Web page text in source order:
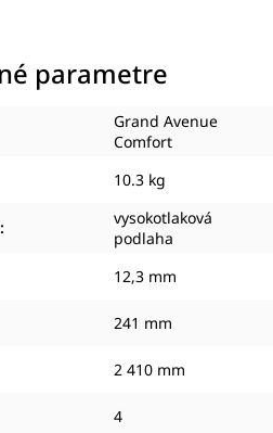
parametre
Grand Avenue
Comfort
10.3 kg
:
vysokotlaková
podlaha
12,3 mm
241 mm
2 410 mm
4